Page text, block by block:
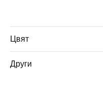
Цвят
Други